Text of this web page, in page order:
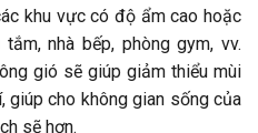
khu vực có độ ẩm cao hoặc
nhà bếp, phòng gym, vv.
gió sẽ giúp giảm thiểu mùi
giúp cho không gian sống của
sẽ hơn.